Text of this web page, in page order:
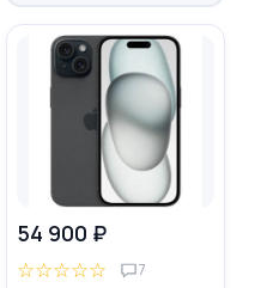
54 900 ₽
☆☆☆☆☆ 7